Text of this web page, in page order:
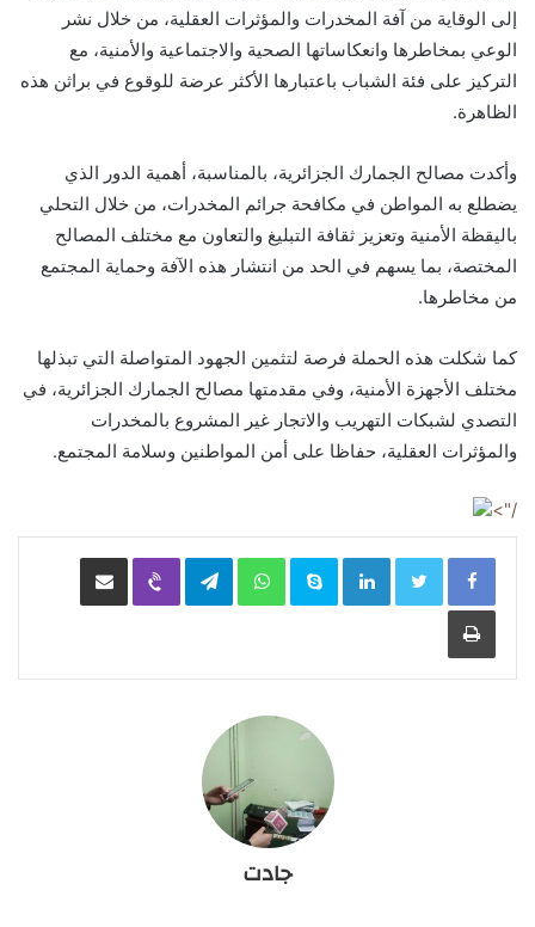
إلى الوقاية من آفة المخدرات والمؤثرات العقلية، من خلال نشر
الوعي بمخاطرها وانعكاساتها الصحية والاجتماعية والأمنية، مع
التركيز على فئة الشباب باعتبارها الأكثر عرضة للوقوع في براثن هذه
الظاهرة.
وأكدت مصالح الجمارك الجزائرية، بالمناسبة، أهمية الدور الذي
يضطلع به المواطن في مكافحة جرائم المخدرات، من خلال التحلي
باليقظة الأمنية وتعزيز ثقافة التبليغ والتعاون مع مختلف المصالح
المختصة، بما يسهم في الحد من انتشار هذه الآفة وحماية المجتمع
من مخاطرها.
كما شكلت هذه الحملة فرصة لتثمين الجهود المتواصلة التي تبذلها
مختلف الأجهزة الأمنية، وفي مقدمتها مصالح الجمارك الجزائرية، في
التصدي لشبكات التهريب والاتجار غير المشروع بالمخدرات
والمؤثرات العقلية، حفاظا على أمن المواطنين وسلامة المجتمع.
/">
LinkedIn
Skype
WhatsApp
Telegram
Viber مشاركة عبر البريد
طباعة
جادت